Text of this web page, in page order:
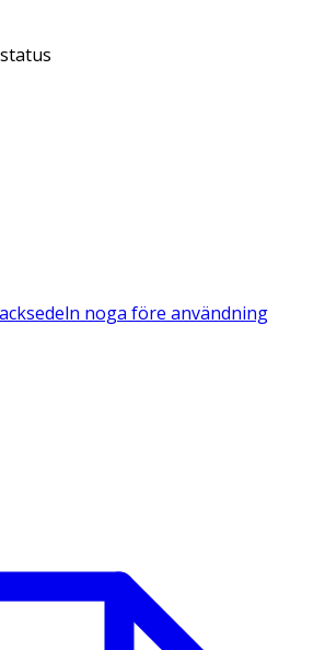
noga före användning